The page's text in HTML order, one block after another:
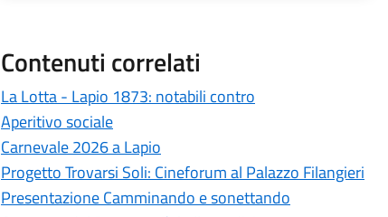
Contenuti correlati
La Lotta - Lapio 1873: notabili contro
Aperitivo sociale
Carnevale 2026 a Lapio
Progetto Trovarsi Soli: Cineforum al Palazzo Filangieri
Presentazione Camminando e sonettando